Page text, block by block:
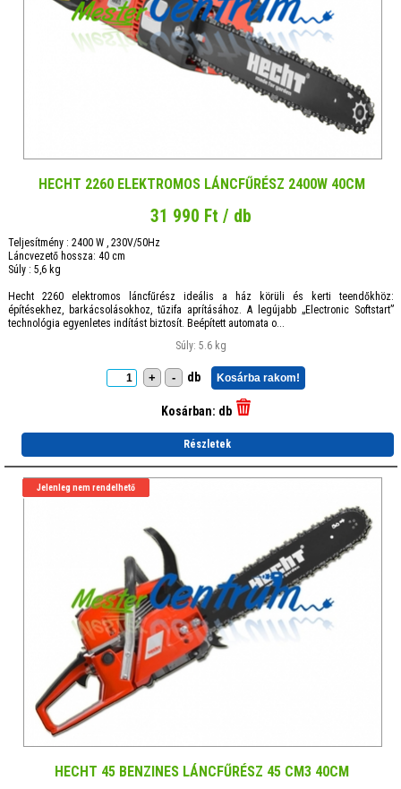
HECHT 2260 ELEKTROMOS LÁNCFŰRÉSZ 2400W 40CM
31 990 Ft / db
Teljesítmény : 2400 W , 230V/50Hz
Láncvezető hossza: 40 cm
Súly : 5,6 kg
Hecht 2260 elektromos láncfűrész ideális a ház körüli és kerti teendőkhöz:
építésekhez, barkácsolásokhoz, tűzifa aprításához. A legújabb „Electronic Softstart”
technológia egyenletes indítást biztosít. Beépített automata o...
Súly: 5.6 kg
+ - db Kosárba rakom!
Kosárban: db
Részletek
Jelenleg nem rendelhető
HECHT 45 BENZINES LÁNCFŰRÉSZ 45 CM3 40CM